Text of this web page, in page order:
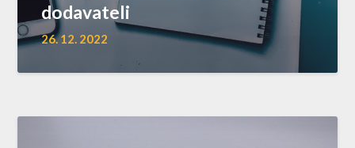
dodavateli
26. 12. 2022